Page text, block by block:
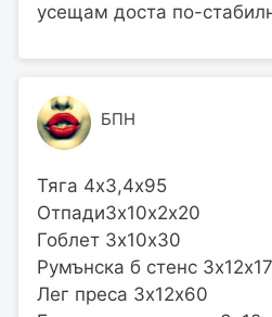
усещам доста по-
БПН
Тяга 4х3,4х95
Отпади3х10х2х20
Гоблет 3х10х30
Румънска б стенс
Лег преса 3х12х60